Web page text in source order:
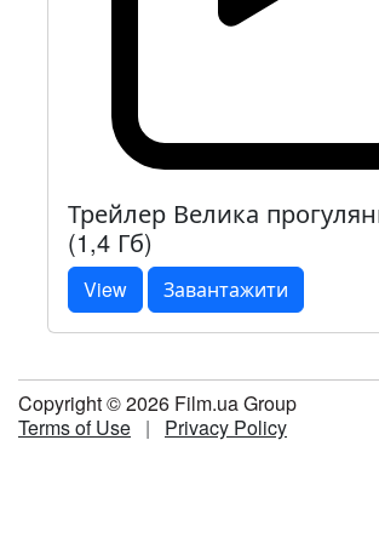
Трейлер Велика
(1,4 Гб)
View Завантажити
Copyright © 2026 Film.ua Group
Terms of Use | Privacy Policy